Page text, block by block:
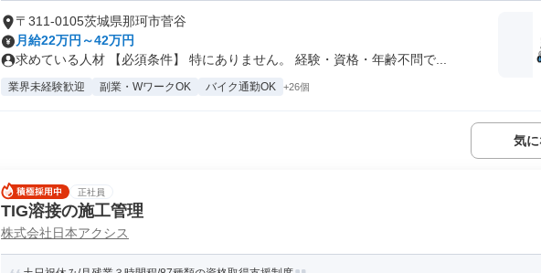
〒311-0105茨城県那珂市菅谷
月給22万円～42万円
求めている人材 【必須条件】 特にありません。 経験・資格・年齢不問で...
業界未経験歓迎 副業・WワークOK バイク通勤OK +26個
気
正社員
TIG溶接の施工管理
株式会社日本アクシス